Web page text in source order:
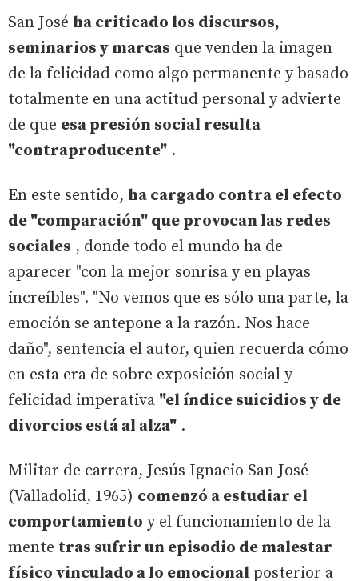
San José ha criticado los discursos,
seminarios y marcas que venden la imagen
de la felicidad como algo permanente y basado
totalmente en una actitud personal y advierte
de que esa presión social resulta
"contraproducente" .
En este sentido, ha cargado contra el efecto
de "comparación" que provocan las redes
sociales , donde todo el mundo ha de
aparecer "con la mejor sonrisa y en playas
increíbles". "No vemos que es sólo una parte, la
emoción se antepone a la razón. Nos hace
daño", sentencia el autor, quien recuerda cómo
en esta era de sobre exposición social y
felicidad imperativa "el índice suicidios y de
divorcios está al alza" .
Militar de carrera, Jesús Ignacio San José
(Valladolid, 1965) comenzó a estudiar el
comportamiento y el funcionamiento de la
mente tras sufrir un episodio de malestar
físico vinculado a lo emocional posterior a